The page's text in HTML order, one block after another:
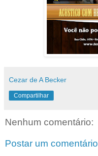
Cezar de A Becker
Compartilhar
Nenhum comentário:
Postar um comentário